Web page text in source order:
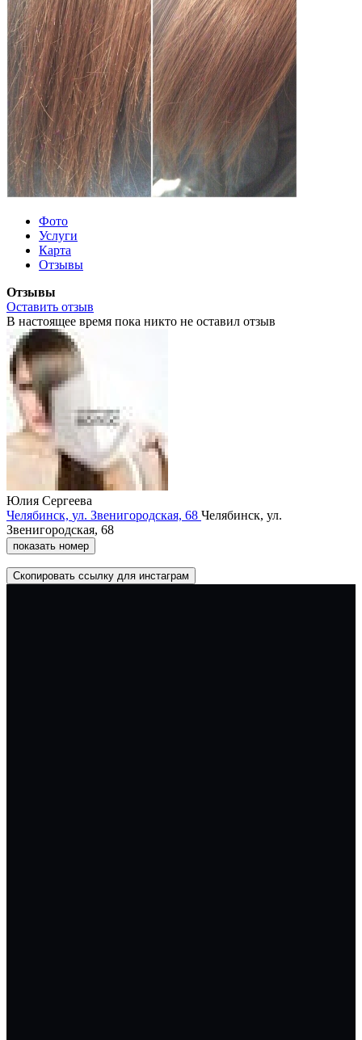
Фото
Услуги
Карта
Отзывы
Отзывы
Оставить отзыв
В настоящее время пока никто не оставил отзыв
Юлия Сергеева
Челябинск, ул. Звенигородская, 68 Челябинск, ул.
Звенигородская, 68
показать номер
Скопировать ссылку для инстаграм